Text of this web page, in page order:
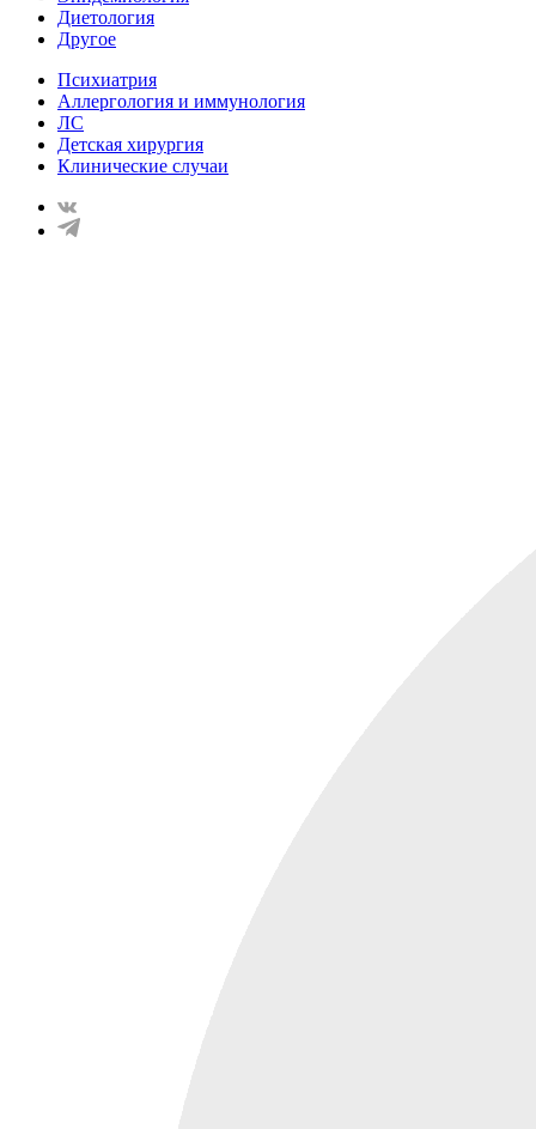
Диетология
Другое
Психиатрия
Аллергология и иммунология
ЛС
Детская хирургия
Клинические случаи